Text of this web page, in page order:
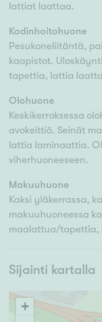
lattiat laattaa.
Kodinhoitohuone
Pesukoneliitäntä,
kaapistot.
tapettia, lattia
Olohuone
Keskikerroksessa
avokeittiö. Seinät
lattia laminaattia.
viherhuoneeseen.
Makuuhuone
Kaksi yläkerrassa,
makuuhuoneessa
maalattua/
Sijainti kartalla
+